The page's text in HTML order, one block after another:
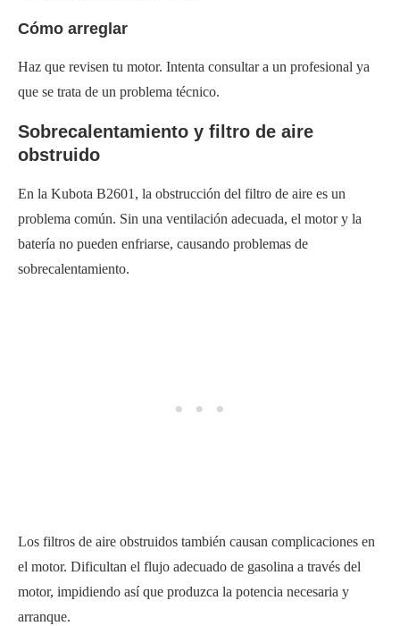
Cómo arreglar
Haz que revisen tu motor. Intenta consultar a un profesional ya
que se trata de un problema técnico.
Sobrecalentamiento y filtro de aire
obstruido
En la Kubota B2601, la obstrucción del filtro de aire es un
problema común. Sin una ventilación adecuada, el motor y la
batería no pueden enfriarse, causando problemas de
sobrecalentamiento.
Los filtros de aire obstruidos también causan complicaciones en
el motor. Dificultan el flujo adecuado de gasolina a través del
motor, impidiendo así que produzca la potencia necesaria y
arranque.